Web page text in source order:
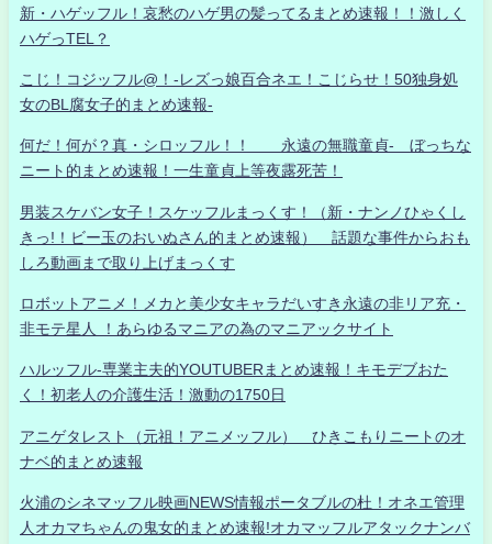
新・ハゲッフル！哀愁のハゲ男の髪ってるまとめ速報！！激しく
ハゲっTEL？
こじ！コジッフル@！-レズっ娘百合ネエ！こじらせ！50独身処
女のBL腐女子的まとめ速報-
何だ！何が？真・シロッフル！！ 永遠の無職童貞- ぼっちな
ニート的まとめ速報！一生童貞上等夜露死苦！
男装スケバン女子！スケッフルまっくす！（新・ナンノひゃくし
きっ!！ビー玉のおいぬさん的まとめ速報） 話題な事件からおも
しろ動画まで取り上げまっくす
ロボットアニメ！メカと美少女キャラだいすき永遠の非リア充・
非モテ星人 ！あらゆるマニアの為のマニアックサイト
ハルッフル-専業主夫的YOUTUBERまとめ速報！キモデブおた
く！初老人の介護生活！激動の1750日
アニゲタレスト（元祖！アニメッフル） ひきこもりニートのオ
ナベ的まとめ速報
火浦のシネマッフル映画NEWS情報ポータブルの杜！オネエ管理
人オカマちゃんの鬼女的まとめ速報!オカマッフルアタックナンバ